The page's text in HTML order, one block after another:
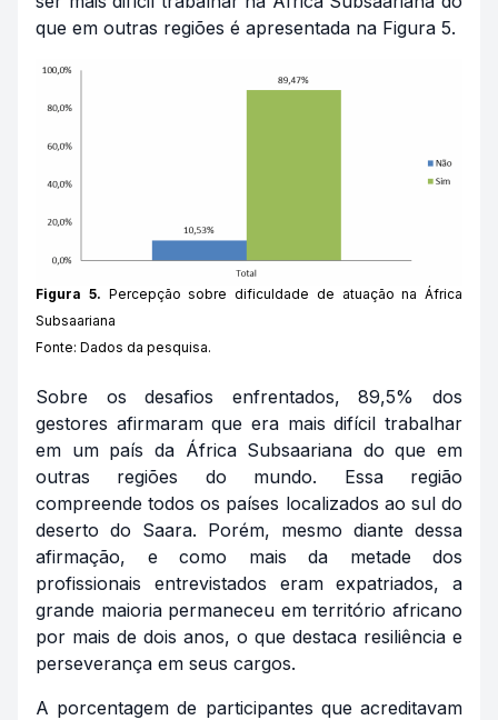
que em outras regiões é apresentada na Figura 5.
Figura 5. Percepção sobre dificuldade de atuação na África
Subsaariana
Fonte: Dados da pesquisa.
Sobre os desafios enfrentados, 89,5% dos
gestores afirmaram que era mais difícil trabalhar
em um país da África Subsaariana do que em
outras regiões do mundo. Essa região
compreende todos os países localizados ao sul do
deserto do Saara. Porém, mesmo diante dessa
afirmação, e como mais da metade dos
profissionais entrevistados eram expatriados, a
grande maioria permaneceu em território africano
por mais de dois anos, o que destaca resiliência e
perseverança em seus cargos.
A porcentagem de participantes que acreditavam